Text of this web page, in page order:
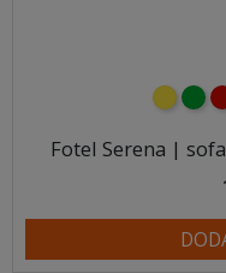
żółty
Fotel Serena |